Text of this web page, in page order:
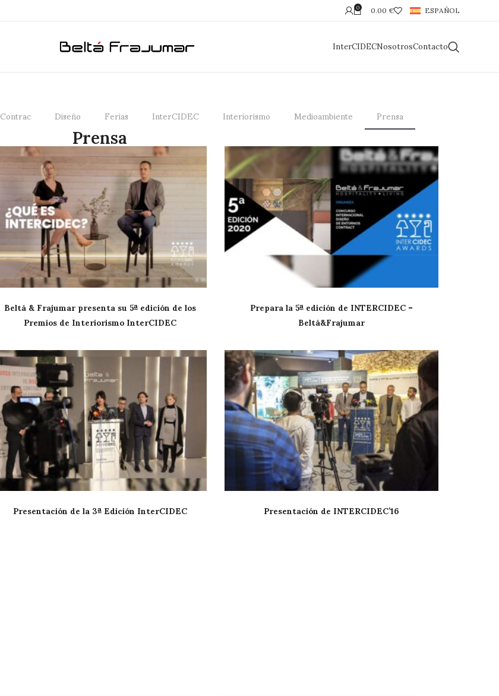
0 0.00 € ESPAÑOL
InterCIDECNosotrosContacto
Contrac Diseño Ferias InterCIDEC Interiorismo Medioambiente Prensa
Prensa
Beltá & Frajumar presenta su 5ª edición de los
Premios de Interiorismo InterCIDEC
Prepara la 5ª edición de INTERCIDEC –
Beltá&Frajumar
Presentación de la 3ª Edición InterCIDEC Presentación de INTERCIDEC’16